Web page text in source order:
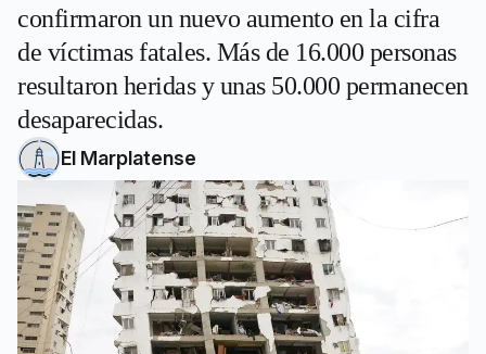
confirmaron un nuevo aumento en la cifra
de víctimas fatales. Más de 16.000 personas
resultaron heridas y unas 50.000 permanecen
desaparecidas.
El Marplatense